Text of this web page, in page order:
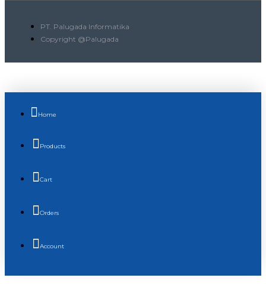
PT. Palugada Informatika
Copyright @Palugada
Home
Products
Cart
Orders
Account